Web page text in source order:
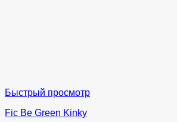
Быстрый просмотр
Fic Be Green Kinky